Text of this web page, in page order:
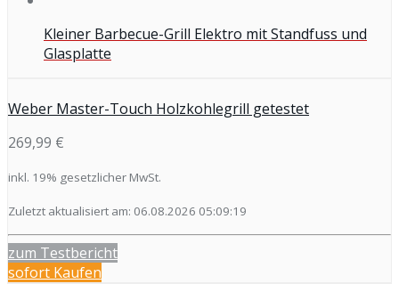
Kleiner Barbecue-Grill Elektro mit Standfuss und
Glasplatte
Weber Master-Touch Holzkohlegrill getestet
269,99 €
inkl. 19% gesetzlicher MwSt.
Zuletzt aktualisiert am: 06.08.2026 05:09:19
zum Testbericht
sofort Kaufen